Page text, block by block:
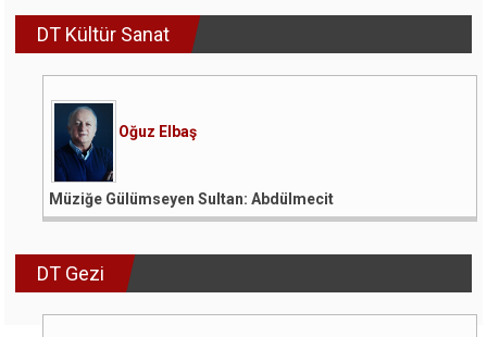
DT Kültür Sanat
Oğuz Elbaş
Müziğe Gülümseyen Sultan: Abdülmecit
DT Gezi